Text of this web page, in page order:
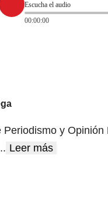
Escucha el audio
00:00:00
Periodismo y
Leer más